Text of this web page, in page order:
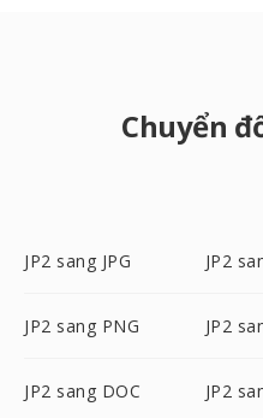
Chuyển
JP2 sang JPG JP2
JP2 sang PNG JP2
JP2 sang DOC JP2